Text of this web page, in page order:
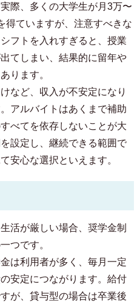
際、多くの大学生が月3万〜
得ていますが、注意すべきな
フトを入れすぎると、授業
てしまい、結果的に留年や
ります。
など、収入が不安定になり
アルバイトはあくまで補助
べてを依存しないことが大
設定し、継続できる範囲で
安心な選択といえます。
活が厳しい場合、奨学金制
つです。
は利用者が多く、毎月一定
安定につながります。給付
が、貸与型の場合は卒業後